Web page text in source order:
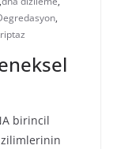
,
birincil